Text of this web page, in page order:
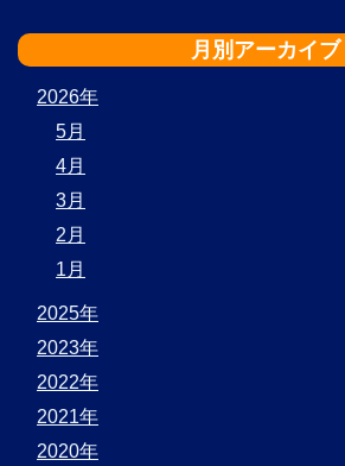
月別アーカイブ
2026年
5月
4月
3月
2月
1月
2025年
2023年
2022年
2021年
2020年